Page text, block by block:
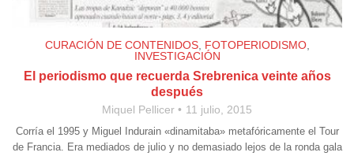
CURACIÓN DE CONTENIDOS, FOTOPERIODISMO,
INVESTIGACIÓN
El periodismo que recuerda Srebrenica veinte años
después
Miquel Pellicer 11 julio, 2015
Corría el 1995 y Miguel Indurain «dinamitaba» metafóricamente el Tour
de Francia. Era mediados de julio y no demasiado lejos de la ronda gala